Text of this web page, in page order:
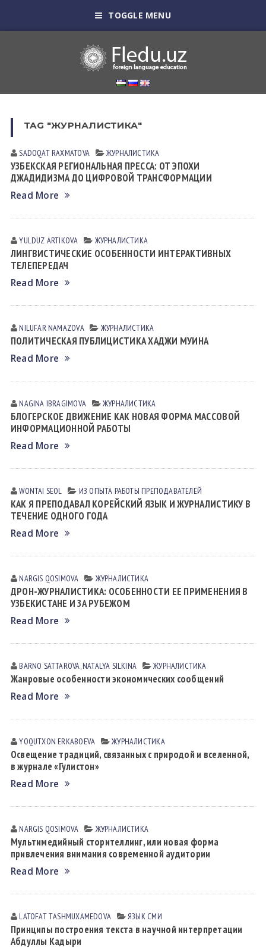
TOGGLE MENU
TAG "ЖУРНАЛИСТИКА"
SADOQAT RAXMATOVA ЖУРНАЛИСТИКА
УЗБЕКСКАЯ РЕГИОНАЛЬНАЯ ПРЕССА: ОТ ЭПОХИ
ДЖАДИДИЗМА ДО ЦИФРОВОЙ ТРАНСФОРМАЦИИ
Read More
YULDUZ АRTIKOVА ЖУРНАЛИСТИКА
ЛИНГВИСТИЧЕСКИЕ ОСОБЕННОСТИ ИНТЕРАКТИВНЫХ
ТЕЛЕПЕРЕДАЧ
Read More
NILUFAR NАMАZOVА ЖУРНАЛИСТИКА
ПОЛИТИЧЕСКАЯ ПУБЛИЦИСТИКА ХАДЖИ МУИНА
Read More
NAGINA IBRАGIMOVА ЖУРНАЛИСТИКА
БЛОГЕРСКОЕ ДВИЖЕНИЕ КАК НОВАЯ ФОРМА МАССОВОЙ
ИНФОРМАЦИОННОЙ РАБОТЫ
Read More
WONTAI SEOL ИЗ ОПЫТА РАБОТЫ ПРЕПОДАВАТЕЛЕЙ
КАК Я ПРЕПОДАВАЛ КОРЕЙСКИЙ ЯЗЫК И ЖУРНАЛИСТИКУ В
ТЕЧЕНИЕ ОДНОГО ГОДА
Read More
NARGIS QOSIMOVА ЖУРНАЛИСТИКА
ДРОН-ЖУРНАЛИСТИКА: ОСОБЕННОСТИ ЕЕ ПРИМЕНЕНИЯ В
УЗБЕКИСТАНЕ И ЗА РУБЕЖОМ
Read More
BARNO SATTAROVA, NATALYA SILKINA ЖУРНАЛИСТИКА
Жанровые особенности экономических сообщений
Read More
YOQUTXON ERKАBOEVА ЖУРНАЛИСТИКА
Освещение традиций, связанных с природой и вселенной,
в журнале «Гулистон»
Read More
NARGIS QOSIMOVА ЖУРНАЛИСТИКА
Мультимедийный сторителлинг, или новая форма
привлечения внимания современной аудитории
Read More
LATOFAT TАSHMUXАMEDOVА ЯЗЫК СМИ
Принципы построения текста в научной интерпретации
Абдуллы Кадыри